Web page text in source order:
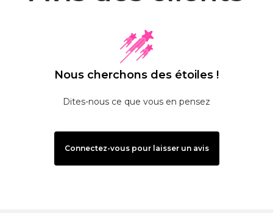
Nous cherchons des étoiles !
Dites-nous ce que vous en pensez
Connectez-vous pour laisser un avis